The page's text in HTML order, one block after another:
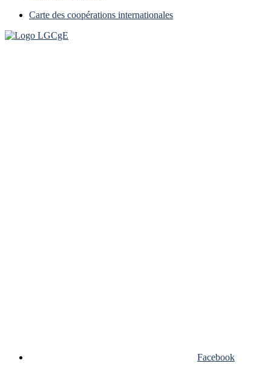
Carte des coopérations internationales
Facebook